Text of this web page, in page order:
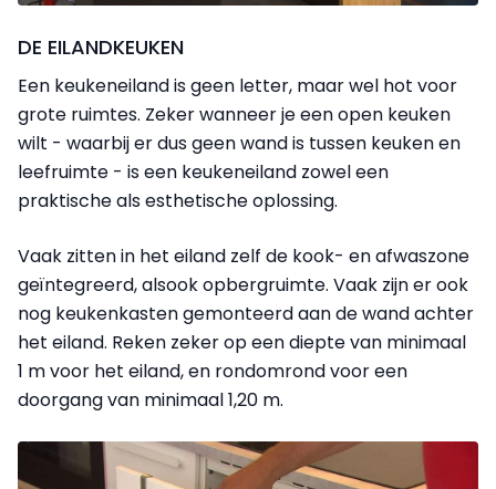
DE EILANDKEUKEN
Een keukeneiland is geen letter, maar wel hot voor
grote ruimtes. Zeker wanneer je een open keuken
wilt - waarbij er dus geen wand is tussen keuken en
leefruimte - is een keukeneiland zowel een
praktische als esthetische oplossing.
Vaak zitten in het eiland zelf de kook- en afwaszone
geïntegreerd, alsook opbergruimte. Vaak zijn er ook
nog keukenkasten gemonteerd aan de wand achter
het eiland. Reken zeker op een diepte van minimaal
1 m voor het eiland, en rondomrond voor een
doorgang van minimaal 1,20 m.